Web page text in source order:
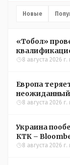
Новые
«Тобол»
УЕФА
8 августа 2026 г.
Европа
8 августа 2026 г.
Украина
КТК –
8 августа 2026 г.